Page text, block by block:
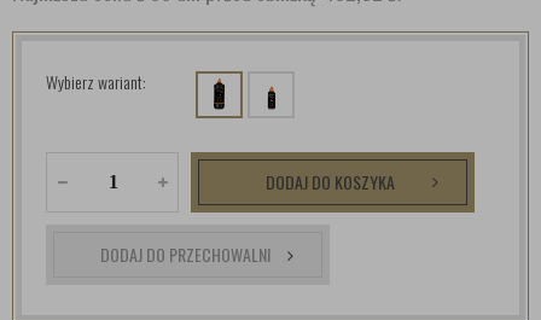
Wybierz wariant:
DODAJ DO KOSZYKA
DODAJ DO PRZECHOWALNI